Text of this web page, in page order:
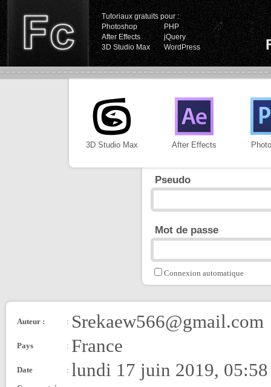
Tutoriaux gratuits pour :
Photoshop
PHP
After Effects
jQuery
3D Studio Max
WordPress
3D Studio Max After Effects
Pseudo
Mot de passe
Connexion automatique
Auteur : : Srekaew566@gmail.com
Pays : France
Date : lundi 17 juin 2019, 05:58